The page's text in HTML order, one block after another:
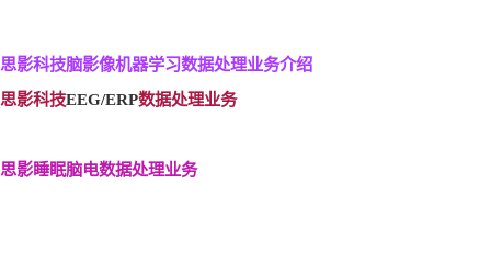
思影科技脑影像机器学习数据处理业务介绍
思影科技EEG/ERP数据处理业务
思影睡眠脑电数据处理业务